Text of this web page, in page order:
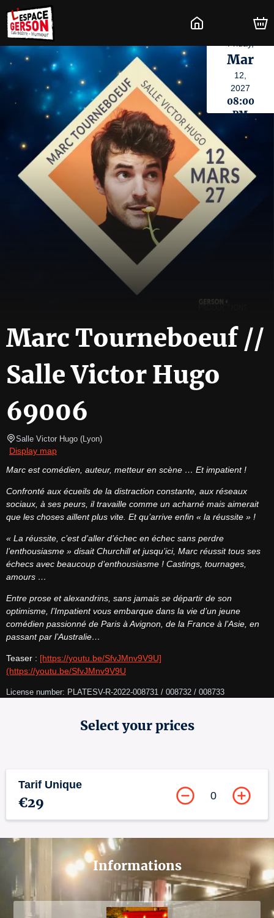
Mar
12,
2027
08:00
PM
Marc Tourneboeuf //
Salle Victor Hugo
69006
Salle Victor Hugo (Lyon)
Display map
Marc est comédien, auteur, metteur en scène … Et impatient !
Confronté aux écueils de la distraction constante, aux réseaux
sociaux, à ses peurs, il travaille comme un acharné mais aimerait
que les choses aillent plus vite. Et qu’arrive enfin « la réussite » !
« La réussite, c’est d’aller d’échec en échec sans perdre
l’enthousiasme » disait Churchill et jusqu’ici, Marc réussit tous ses
échecs avec beaucoup d’enthousiasme ! Castings, tournages,
amours …
Entre prose et alexandrins, sans jamais se départir de son
optimisme, l’Impatient vous embarque dans la vie d’un jeune
comédien passionné de Paris à Avignon, de la France à l’Asie, en
passant par l’Australie…
Teaser : [https://youtu.be/SfvJMnv9V9U]
(https://youtu.be/SfvJMnv9V9U
License number: PLATESV-R-2022-008731 / 008732 / 008733
Select your prices
Tarif Unique
€29 0
Informations